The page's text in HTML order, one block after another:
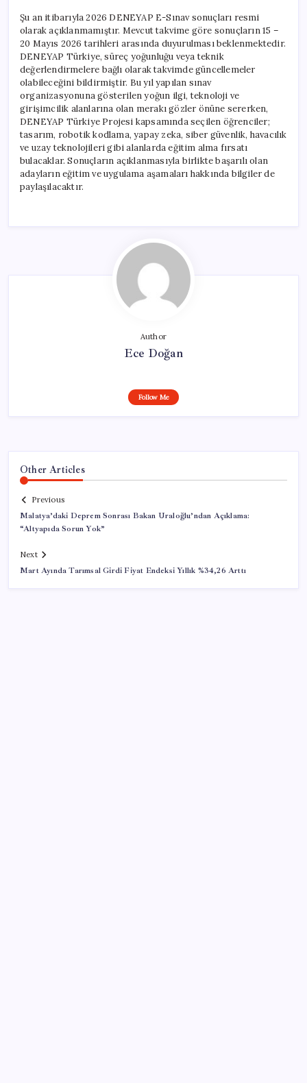
Şu an itibarıyla 2026 DENEYAP E-Sınav sonuçları resmi
olarak açıklanmamıştır. Mevcut takvime göre sonuçların 15 –
20 Mayıs 2026 tarihleri arasında duyurulması beklenmektedir.
DENEYAP Türkiye, süreç yoğunluğu veya teknik
değerlendirmelere bağlı olarak takvimde güncellemeler
olabileceğini bildirmiştir. Bu yıl yapılan sınav
organizasyonuna gösterilen yoğun ilgi, teknoloji ve
girişimcilik alanlarına olan merakı gözler önüne sererken,
DENEYAP Türkiye Projesi kapsamında seçilen öğrenciler;
tasarım, robotik kodlama, yapay zeka, siber güvenlik, havacılık
ve uzay teknolojileri gibi alanlarda eğitim alma fırsatı
bulacaklar. Sonuçların açıklanmasıyla birlikte başarılı olan
adayların eğitim ve uygulama aşamaları hakkında bilgiler de
paylaşılacaktır.
Author
Ece Doğan
Follow Me
Other Articles
Previous
Malatya’daki Deprem Sonrası Bakan Uraloğlu’ndan Açıklama:
“Altyapıda Sorun Yok”
Next
Mart Ayında Tarımsal Girdi Fiyat Endeksi Yıllık %34,26 Arttı